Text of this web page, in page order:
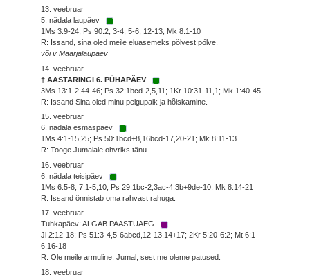
13. veebruar
5. nädala laupäev
1Ms 3:9-24; Ps 90:2, 3-4, 5-6, 12-13; Mk 8:1-10
R: Issand, sina oled meile eluasemeks põlvest põlve.
või v Maarjalaupäev
14. veebruar
† AASTARINGI 6. PÜHAPÄEV
3Ms 13:1-2,44-46; Ps 32:1bcd-2,5,11; 1Kr 10:31-11,1; Mk 1:40-45
R: Issand Sina oled minu pelgupaik ja hõiskamine.
15. veebruar
6. nädala esmaspäev
1Ms 4:1-15,25; Ps 50:1bcd+8,16bcd-17,20-21; Mk 8:11-13
R: Tooge Jumalale ohvriks tänu.
16. veebruar
6. nädala teisipäev
1Ms 6:5-8; 7:1-5,10; Ps 29:1bc-2,3ac-4,3b+9de-10; Mk 8:14-21
R: Issand õnnistab oma rahvast rahuga.
17. veebruar
Tuhkapäev: ALGAB PAASTUAEG
Jl 2:12-18; Ps 51:3-4,5-6abcd,12-13,14+17; 2Kr 5:20-6:2; Mt 6:1-
6,16-18
R: Ole meile armuline, Jumal, sest me oleme patused.
18. veebruar